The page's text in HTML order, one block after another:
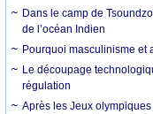
Dans le camp de
de l’océan Indien
Pourquoi masculinisme et
Le découpage
régulation
Après les Jeux